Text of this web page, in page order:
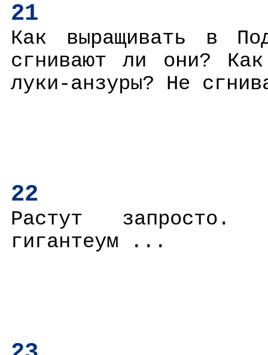
21
Как выращивать в
сгнивают ли они?
луки-анзуры? Не
22
Растут запросто.
гигантеум ...